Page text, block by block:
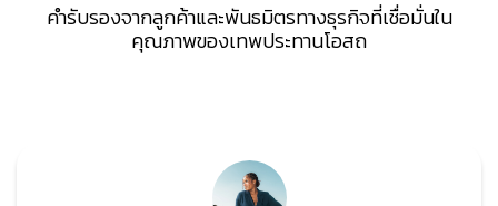
คำรับรองจากลูกค้าและพันธมิตรทางธุรกิจที่เชื่อมั่นใน
คุณภาพของเทพประทานโอสถ